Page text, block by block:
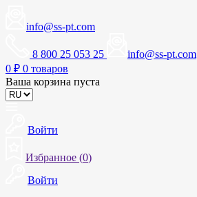
info@ss-pt.com
8 800 25 053 25
info@ss-pt.com
0 ₽ 0 товаров
Ваша корзина пуста
Войти
Избранное (0)
Войти